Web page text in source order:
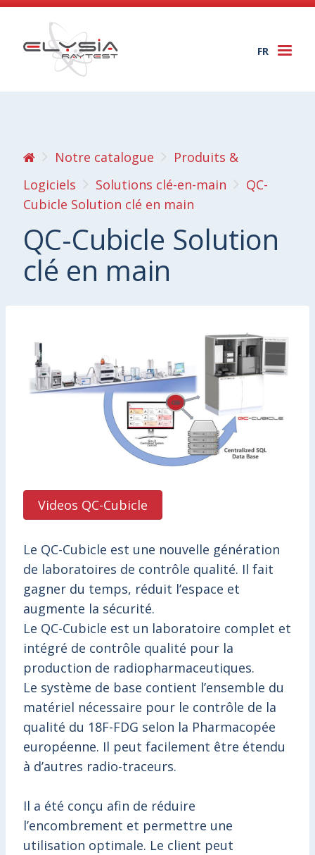
FR
Notre catalogue
Produits &
Logiciels
Solutions clé-en-main
QC-
Cubicle Solution clé en main
QC-Cubicle Solution
clé en main
Videos QC-Cubicle
Le QC-Cubicle est une nouvelle génération
de laboratoires de contrôle qualité. Il fait
gagner du temps, réduit l’espace et
augmente la sécurité.
Le QC-Cubicle est un laboratoire complet et
intégré de contrôle qualité pour la
production de radiopharmaceutiques.
Le système de base contient l’ensemble du
matériel nécessaire pour le contrôle de la
qualité du 18F-FDG selon la Pharmacopée
européenne. Il peut facilement être étendu
à d’autres radio-traceurs.
Il a été conçu afin de réduire
l’encombrement et permettre une
utilisation optimale. Le client peut